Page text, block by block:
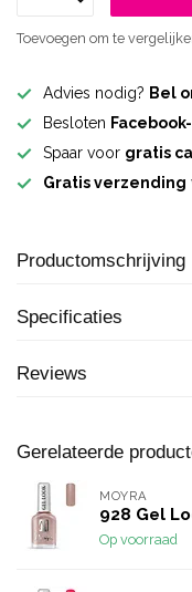
Toevoegen om te
Advies nodig? Bel
Besloten
Spaar voor gratis
Gratis verzending
Productomschrijving
Specificaties
Reviews
Gerelateerde
MOYRA
928 Gel
Op voorraad